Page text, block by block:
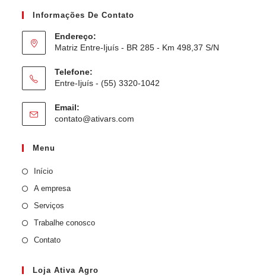
Informações De Contato
Endereço:
Matriz Entre-Ijuís - BR 285 - Km 498,37 S/N
Telefone:
Entre-Ijuís - (55) 3320-1042
Email:
contato@ativars.com
Menu
Início
A empresa
Serviços
Trabalhe conosco
Contato
Loja Ativa Agro